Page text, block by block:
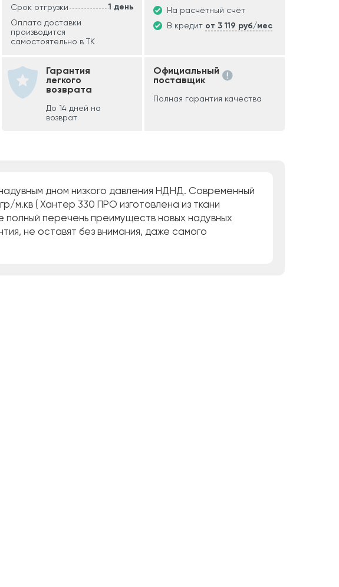
Срок отгрузки
1 день
Оплата доставки
производится
самостоятельно в ТК
На расчётный счёт
В кредит от 3 119 руб/мес
Гарантия
легкого
возврата
До 14 дней на
возврат
Официальный
поставщик
Полная гарантия качества
дном низкого давления НДНД. Современный
м.кв ( Хантер 330 ПРО изготовлена из ткани
полный перечень преимуществ новых надувных
не оставят без внимания, даже самого